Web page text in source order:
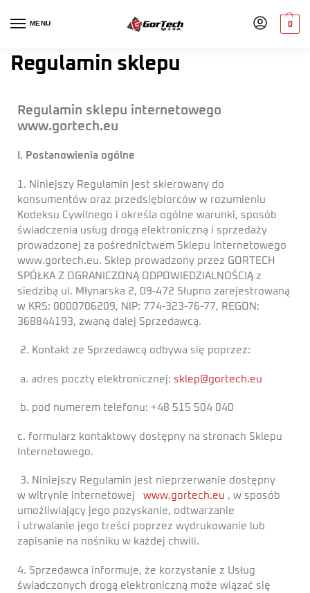
MENU 0
Regulamin sklepu
Regulamin sklepu internetowego
www.gortech.eu
I. Postanowienia ogólne
1. Niniejszy Regulamin jest skierowany do
konsumentów oraz przedsiębiorców w rozumieniu
Kodeksu Cywilnego i określa ogólne warunki, sposób
świadczenia usług drogą elektroniczną i sprzedaży
prowadzonej za pośrednictwem Sklepu Internetowego
www.gortech.eu. Sklep prowadzony przez GORTECH
SPÓŁKA Z OGRANICZONĄ ODPOWIEDZIALNOŚCIĄ z
siedzibą ul. Młynarska 2, 09-472 Słupno zarejestrowaną
w KRS: 0000706209, NIP: 774-323-76-77, REGON:
368844193, zwaną dalej Sprzedawcą.
2. Kontakt ze Sprzedawcą odbywa się poprzez:
a. adres poczty elektronicznej: sklep@gortech.eu
b. pod numerem telefonu: +48 515 504 040
c. formularz kontaktowy dostępny na stronach Sklepu
Internetowego.
3. Niniejszy Regulamin jest nieprzerwanie dostępny
w witrynie internetowej www.gortech.eu , w sposób
umożliwiający jego pozyskanie, odtwarzanie
i utrwalanie jego treści poprzez wydrukowanie lub
zapisanie na nośniku w każdej chwili.
4. Sprzedawca informuje, że korzystanie z Usług
świadczonych drogą elektroniczną może wiązać się